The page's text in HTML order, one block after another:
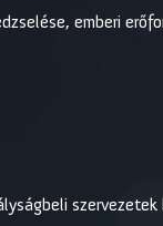
emberi
szervezetek